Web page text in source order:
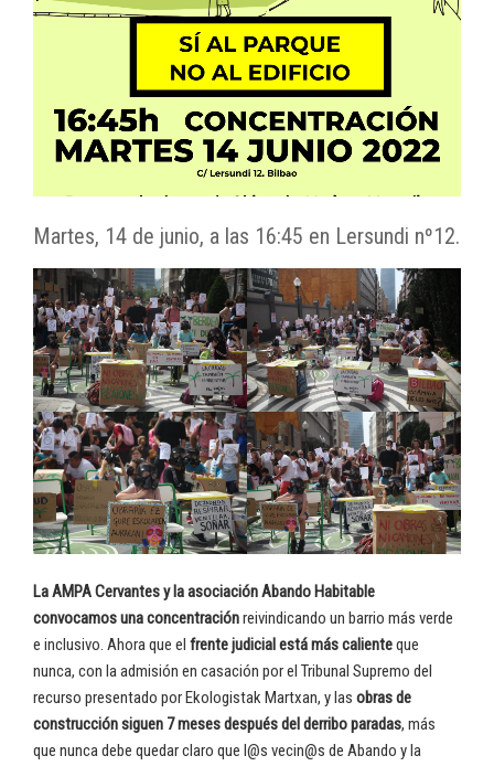
Martes, 14 de junio, a las 16:45 en Lersundi nº12.
La AMPA Cervantes y la asociación Abando Habitable
convocamos una concentraciónreivindicando un barrio más verde
e inclusivo. Ahora que el frente judicial está más calienteque
nunca, con la admisión en casación por el Tribunal Supremo del
recurso presentado por Ekologistak Martxan, y las obras de
construcción siguen 7 meses después del derribo paradas, más
que nunca debe quedar claro que l@s vecin@s de Abando y la